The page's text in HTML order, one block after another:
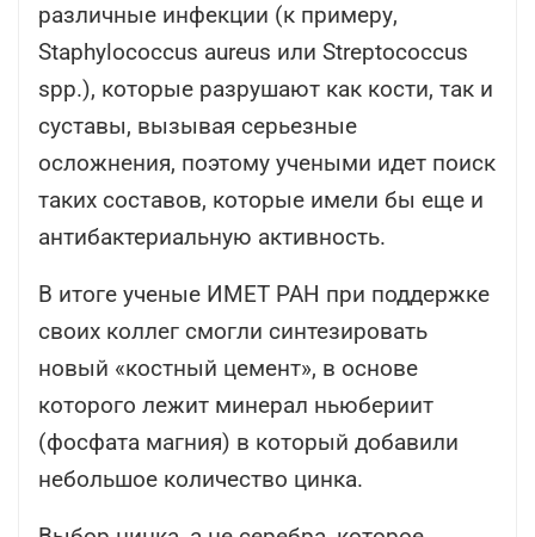
различные инфекции (к примеру,
Staphylococcus aureus или Streptococcus
spp.), которые разрушают как кости, так и
суставы, вызывая серьезные
осложнения, поэтому учеными идет поиск
таких составов, которые имели бы еще и
антибактериальную активность.
В итоге ученые ИМЕТ РАН при поддержке
своих коллег смогли синтезировать
новый «костный цемент», в основе
которого лежит минерал ньюбериит
(фосфата магния) в который добавили
небольшое количество цинка.